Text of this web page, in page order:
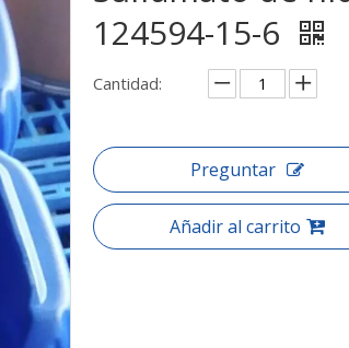
124594-15-6
Cantidad:
Preguntar
Añadir al carrito